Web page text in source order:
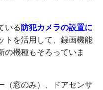
いる 防犯カメラの設置に
トを活用して、録画機能
の機種もそろっていま
（窓のみ）、ドアセンサ